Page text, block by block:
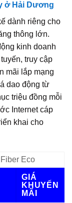
ở Hải Dương
dành riêng cho
thông lớn.
kinh doanh
truy cập
mãi lắp mạng
dao động từ
triệu đồng mỗi
Internet cáp
khai cho
Eco
GIÁ
KHUYẾN
MÃI